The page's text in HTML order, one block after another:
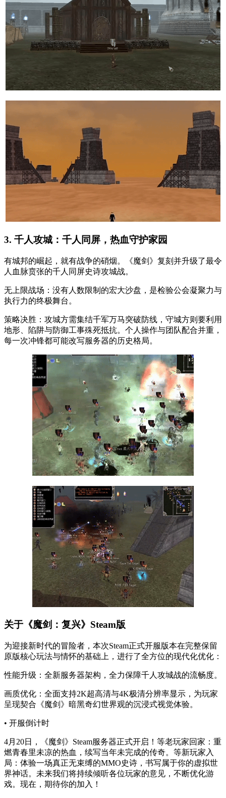
3. 千人攻城：千人同屏，热血守护家园
有城邦的崛起，就有战争的硝烟。《魔剑》复刻并升级了最令
人血脉贲张的千人同屏史诗攻城战。
无上限战场：没有人数限制的宏大沙盘，是检验公会凝聚力与
执行力的终极舞台。
策略决胜：攻城方需集结千军万马突破防线，守城方则要利用
地形、陷阱与防御工事殊死抵抗。个人操作与团队配合并重，
每一次冲锋都可能改写服务器的历史格局。
关于《魔剑：复兴》Steam版
为迎接新时代的冒险者，本次Steam正式开服版本在完整保留
原版核心玩法与情怀的基础上，进行了全方位的现代化优化：
性能升级：全新服务器架构，全力保障千人攻城战的流畅度。
画质优化：全面支持2K超高清与4K极清分辨率显示，为玩家
呈现契合《魔剑》暗黑奇幻世界观的沉浸式视觉体验。
• 开服倒计时
4月20日，《魔剑》Steam服务器正式开启！等老玩家回家：重
燃青春里未凉的热血，续写当年未完成的传奇。等新玩家入
局：体验一场真正无束缚的MMO史诗，书写属于你的虚拟世
界神话。未来我们将持续倾听各位玩家的意见，不断优化游
戏。现在，期待你的加入！